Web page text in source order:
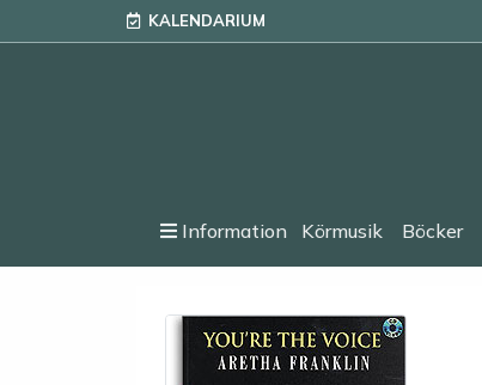
KALENDARIUM
Information Körmusik Böcker